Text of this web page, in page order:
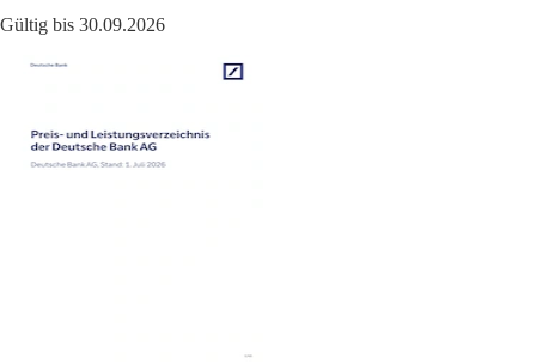
Gültig bis 30.09.2026